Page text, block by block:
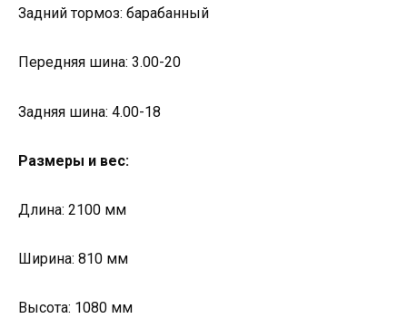
Задний тормоз: барабанный
Передняя шина: 3.00-20
Задняя шина: 4.00-18
Размеры и вес:
Длина: 2100 мм
Ширина: 810 мм
Высота: 1080 мм